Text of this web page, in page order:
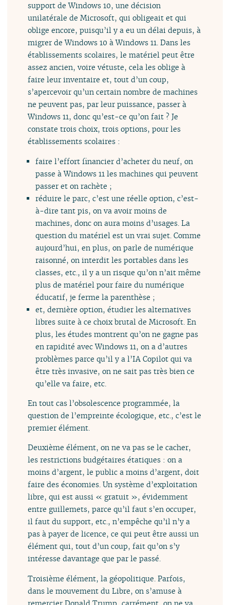
support de Windows 10, une décision
unilatérale de Microsoft, qui obligeait et qui
oblige encore, puisqu’il y a eu un délai depuis, à
migrer de Windows 10 à Windows 11. Dans les
établissements scolaires, le matériel peut être
assez ancien, voire vétuste, cela les oblige à
faire leur inventaire et, tout d’un coup,
s’apercevoir qu’un certain nombre de machines
ne peuvent pas, par leur puissance, passer à
Windows 11, donc qu’est-ce qu’on fait ? Je
constate trois choix, trois options, pour les
établissements scolaires :
faire l’effort financier d’acheter du neuf, on
passe à Windows 11 les machines qui peuvent
passer et on rachète ;
réduire le parc, c’est une réelle option, c’est-
à-dire tant pis, on va avoir moins de
machines, donc on aura moins d’usages. La
question du matériel est un vrai sujet. Comme
aujourd’hui, en plus, on parle de numérique
raisonné, on interdit les portables dans les
classes, etc., il y a un risque qu’on n’ait même
plus de matériel pour faire du numérique
éducatif, je ferme la parenthèse ;
et, dernière option, étudier les alternatives
libres suite à ce choix brutal de Microsoft. En
plus, les études montrent qu’on ne gagne pas
en rapidité avec Windows 11, on a d’autres
problèmes parce qu’il y a l’IA Copilot qui va
être très invasive, on ne sait pas très bien ce
qu’elle va faire, etc.
En tout cas l’obsolescence programmée, la
question de l’empreinte écologique, etc., c’est le
premier élément.
Deuxième élément, on ne va pas se le cacher,
les restrictions budgétaires étatiques : on a
moins d’argent, le public a moins d’argent, doit
faire des économies. Un système d’exploitation
libre, qui est aussi « gratuit », évidemment
entre guillemets, parce qu’il faut s’en occuper,
il faut du support, etc., n’empêche qu’il n’y a
pas à payer de licence, ce qui peut être aussi un
élément qui, tout d’un coup, fait qu’on s’y
intéresse davantage que par le passé.
Troisième élément, la géopolitique. Parfois,
dans le mouvement du Libre, on s’amuse à